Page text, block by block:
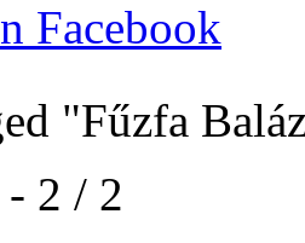
Facebook
"Fűzfa
2 / 2